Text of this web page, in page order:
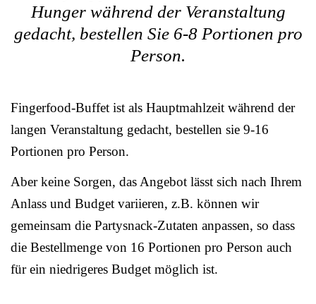
Hunger während der Veranstaltung
gedacht, bestellen Sie 6-8 Portionen pro
Person.
Fingerfood-Buffet ist als Hauptmahlzeit während der
langen Veranstaltung gedacht, bestellen sie 9-16
Portionen pro Person.
Aber keine Sorgen, das Angebot lässt sich nach Ihrem
Anlass und Budget variieren, z.B. können wir
gemeinsam die Partysnack-Zutaten anpassen, so dass
die Bestellmenge von 16 Portionen pro Person auch
für ein niedrigeres Budget möglich ist.